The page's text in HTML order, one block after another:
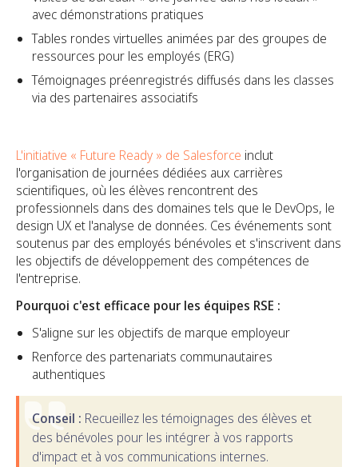
avec démonstrations pratiques
Tables rondes virtuelles animées par des groupes de
ressources pour les employés (ERG)
Témoignages préenregistrés diffusés dans les classes
via des partenaires associatifs
L'initiative « Future Ready » de Salesforce inclut
l'organisation de journées dédiées aux carrières
scientifiques, où les élèves rencontrent des
professionnels dans des domaines tels que le DevOps, le
design UX et l'analyse de données. Ces événements sont
soutenus par des employés bénévoles et s'inscrivent dans
les objectifs de développement des compétences de
l'entreprise.
Pourquoi c'est efficace pour les équipes RSE :
S'aligne sur les objectifs de marque employeur
Renforce des partenariats communautaires
authentiques
Conseil : Recueillez les témoignages des élèves et
des bénévoles pour les intégrer à vos rapports
d'impact et à vos communications internes.